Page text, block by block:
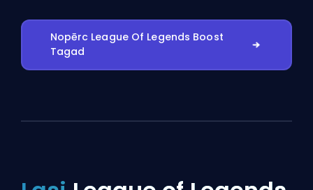
Nopērc League Of Legends Boost
Tagad